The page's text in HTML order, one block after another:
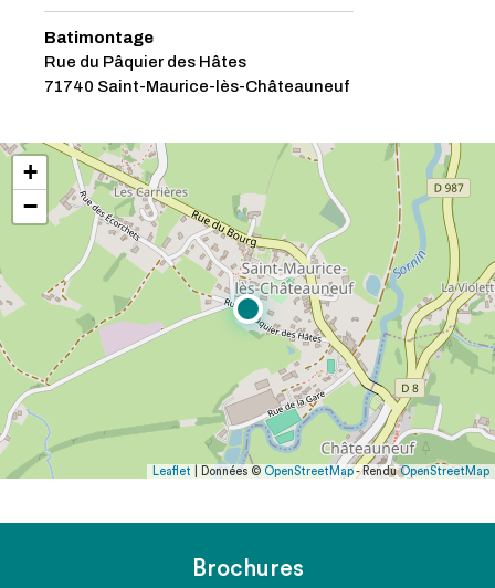
Batimontage
Rue du Pâquier des Hâtes
71740 Saint-Maurice-lès-Châteauneuf
+
−
Leaflet | Données © OpenStreetMap- RenduOpenStreetMap
Brochures